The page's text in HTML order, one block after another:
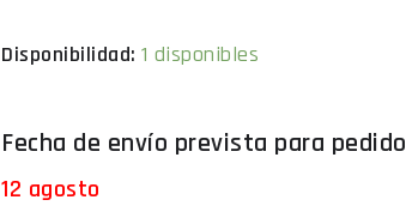
Disponibilidad: 1 disponibles
12 agosto